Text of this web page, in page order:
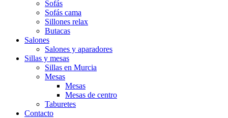
Sofás
Sofás cama
Sillones relax
Butacas
Salones
Salones y aparadores
Sillas y mesas
Sillas en Murcia
Mesas
Mesas
Mesas de centro
Taburetes
Contacto